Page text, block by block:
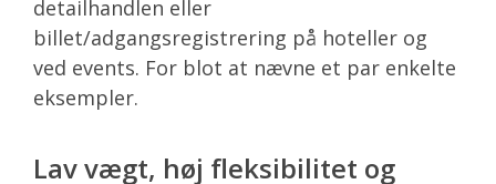
detailhandlen eller
billet/adgangsregistrering på hoteller og
ved events. For blot at nævne et par enkelte
eksempler.
Lav vægt, høj fleksibilitet og